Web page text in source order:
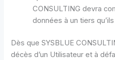
CONSULTING devra
données à un tiers
Dès que SYSBLUE
décès d’un Utilisateur et à